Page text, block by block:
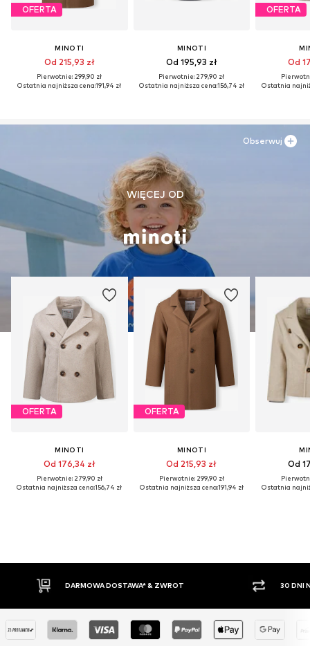
OFERTA
MINOTI
Od 215,93 zł
Pierwotnie: 299,90 zł
Ostatnia najniższa cena:191,94 zł
MINOTI
Od 195,93 zł
Pierwotnie: 279,90 zł
Ostatnia najniższa cena:156,74 zł
OFERTA
Od
Ostatnia
WIĘCEJ OD
OFERTA
MINOTI
Od 176,34 zł
Pierwotnie: 279,90 zł
Ostatnia najniższa cena:156,74 zł
OFERTA
MINOTI
Od 215,93 zł
Pierwotnie: 299,90 zł
Ostatnia najniższa cena:191,94 zł
Od
Ostatnia
Obserwuj
30 DNI NA ZWROT TOWARU